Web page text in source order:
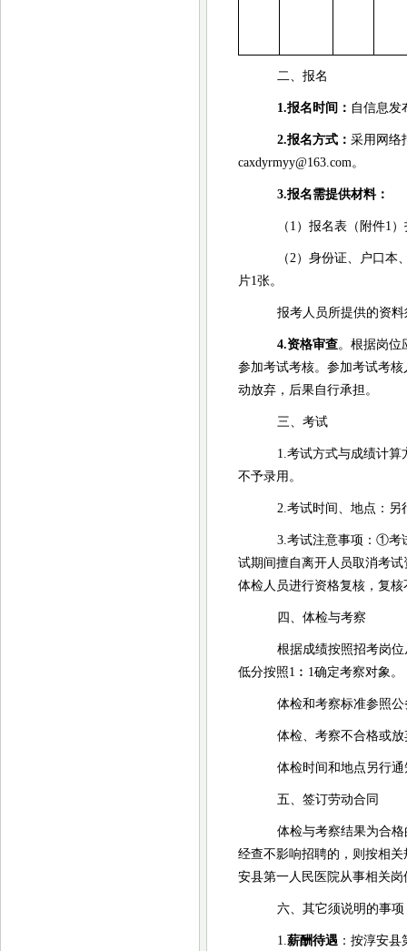
二、报名
1.报名时间： 自信息发
2.报名方式： 采用网络
caxdyrmyy@163.com。
3.报名需提供材料：
（ 1）报名表（附件1）
（2）身份证、户口本
片1张。
报考人员所提供的资
4.资格审查。根据岗位
参加考试考核。参加考试考
动放弃，后果自行承担。
三、考试
1.考试方式与成绩计
不予录用。
2.考试时间、地点：另
3.考试注意事项 ： ①考
试期间擅自离开人员取消考试
体检人员进行资格复核，复
四、体检与考察
根据成绩按照招考岗位
低分按照1︰1确定考察对象。
体检和考察标准参照
体检、考察不合格或
体检时间和地点另行通
五、签订劳动合同
体检与考察结果为合
经查不影响招聘的，则按相
安县第一人民医院从事相关岗
六、其它须说明的事项
1.薪酬待遇：按淳安县